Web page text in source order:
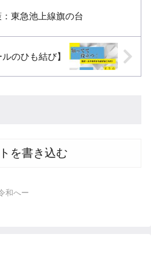
東急池上線旗の台
のひも結び】
を書き込む
和へー